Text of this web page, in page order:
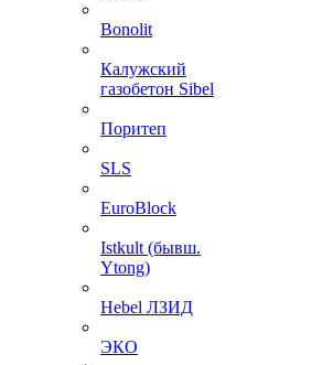
Bonolit
Калужский
газобетон Sibel
Поритеп
SLS
EuroBlock
Istkult (бывш.
Ytong)
Hebel ЛЗИД
ЭКО